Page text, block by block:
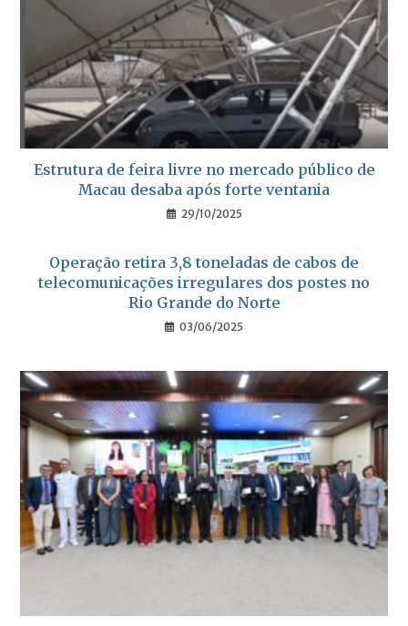
Estrutura de feira livre no mercado público de
Macau desaba após forte ventania
29/10/2025
Operação retira 3,8 toneladas de cabos de
telecomunicações irregulares dos postes no
Rio Grande do Norte
03/06/2025